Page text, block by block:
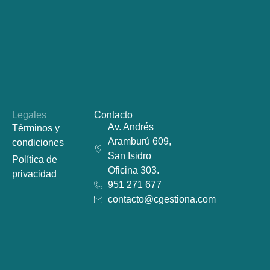
Legales
Términos y
condiciones
Política de
privacidad
Contacto
Av. Andrés
Aramburú 609,
San Isidro
Oficina 303.
951 271 677
contacto@cgestiona.com